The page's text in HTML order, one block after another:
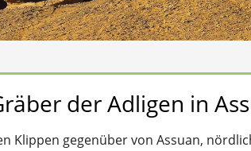
der Adligen in
Klippen gegenüber von Assuan,